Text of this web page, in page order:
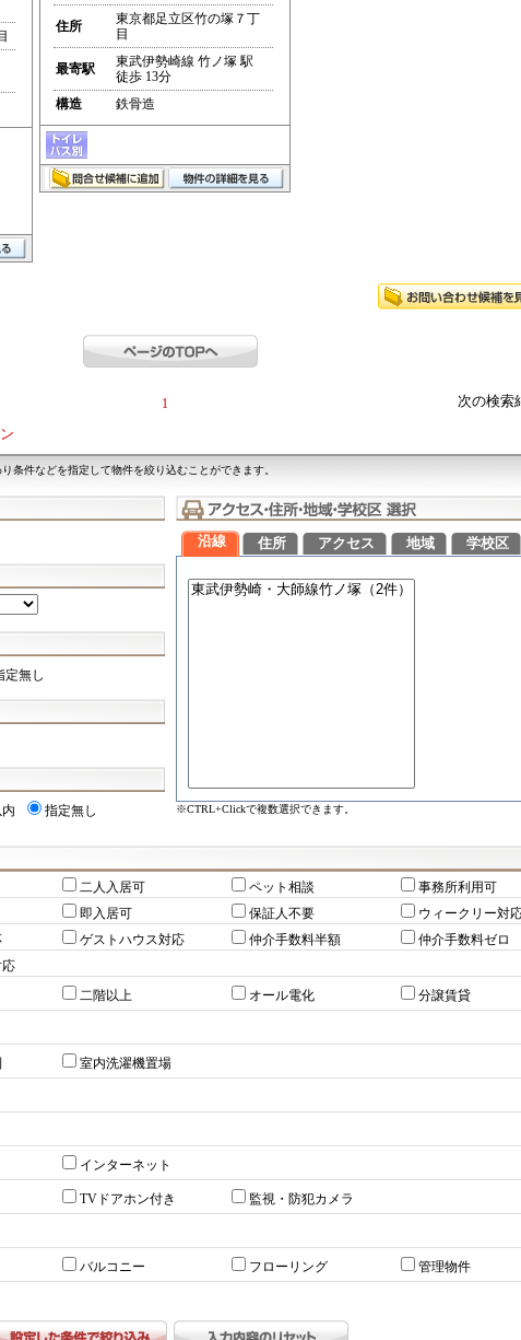
住所
東京都足立区竹の塚７丁
目
最寄駅
東武伊勢崎線 竹ノ塚 駅
徒歩 13分
構造
鉄骨造
1 次の検
条件などを指定して物件を絞り込むことができます。
定無し
内 指定無し
沿線 住所 アクセス 地域 学校区
※CTRL+Clickで複数選択できます。
二人入居可 ペット相談
事務所利用可
即入居可 保証人不要
ウィークリー対
ゲストハウス対応 仲介手数料半額
仲介手数料ゼロ
二階以上 オール電化 分譲賃貸
室内洗濯機置場
インターネット
TVドアホン付き 監視・防犯カメラ
バルコニー フローリング 管理物件